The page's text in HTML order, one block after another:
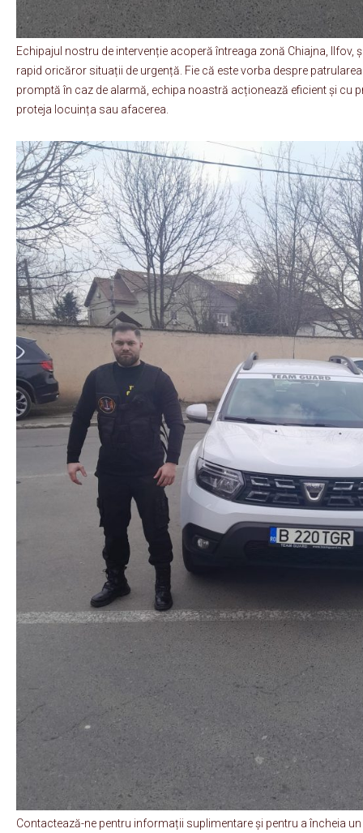
Echipajul nostru de intervenție acoperă întreaga zonă Chiajna, Ilfov,
rapid oricăror situații de urgență. Fie că este vorba despre
promptă în caz de alarmă, echipa noastră acționează eficient și cu
proteja locuința sau afacerea.
Contactează-ne pentru informații suplimentare și pentru a încheia